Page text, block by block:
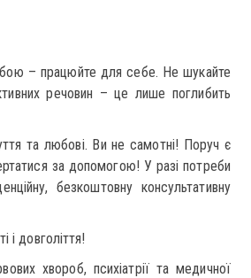
– працюйте для себе. Не шукайте
речовин – це лише поглибить
та любові. Ви не самотні! Поруч є
за допомогою! У разі потреби
безкоштовну консультативну
довголіття!
хвороб, психіатрії та медичної